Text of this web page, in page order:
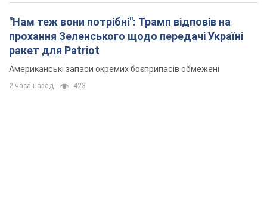
"Нам теж вони потрібні": Трамп відповів на
прохання Зеленського щодо передачі Україні
ракет для Patriot
Американські запаси окремих боєприпасів обмежені
2 часа назад 423